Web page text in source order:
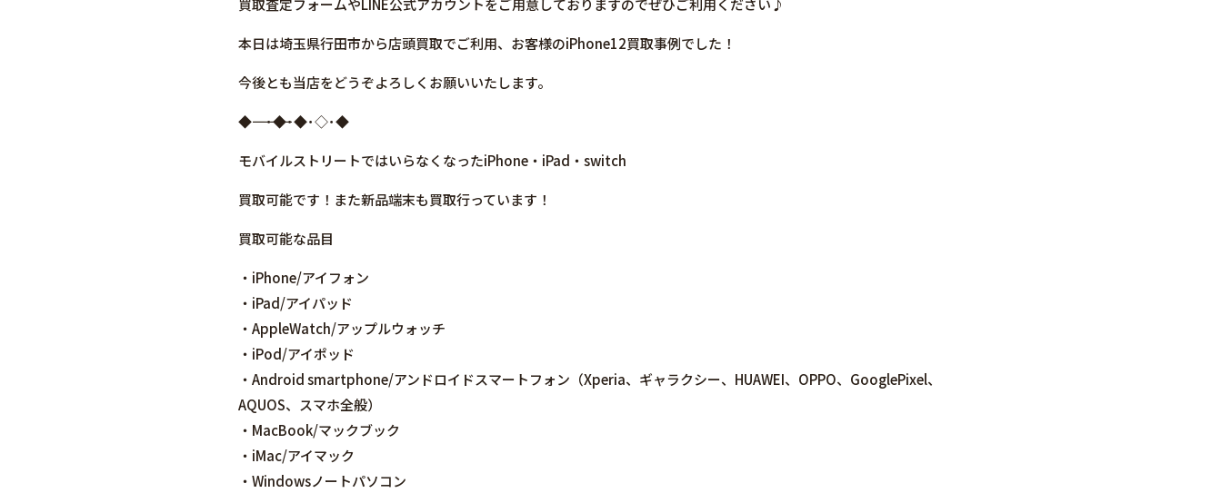
買取査定フォームやLINE公式アカウントをご用意しておりますのでぜひご利用ください♪
本日は埼玉県行田市から店頭買取でご利用、お客様のiPhone12買取事例でした！
今後とも当店をどうぞよろしくお願いいたします。
◆――――――――――――――――･◆･◆･◇･◆
モバイルストリートではいらなくなったiPhone・iPad・switch
買取可能です！また新品端末も買取行っています！
買取可能な品目
・iPhone/アイフォン
・iPad/アイパッド
・AppleWatch/アップルウォッチ
・iPod/アイポッド
・Android smartphone/アンドロイドスマートフォン（Xperia、ギャラクシー、HUAWEI、OPPO、GooglePixel、
AQUOS、スマホ全般）
・MacBook/マックブック
・iMac/アイマック
・Windowsノートパソコン